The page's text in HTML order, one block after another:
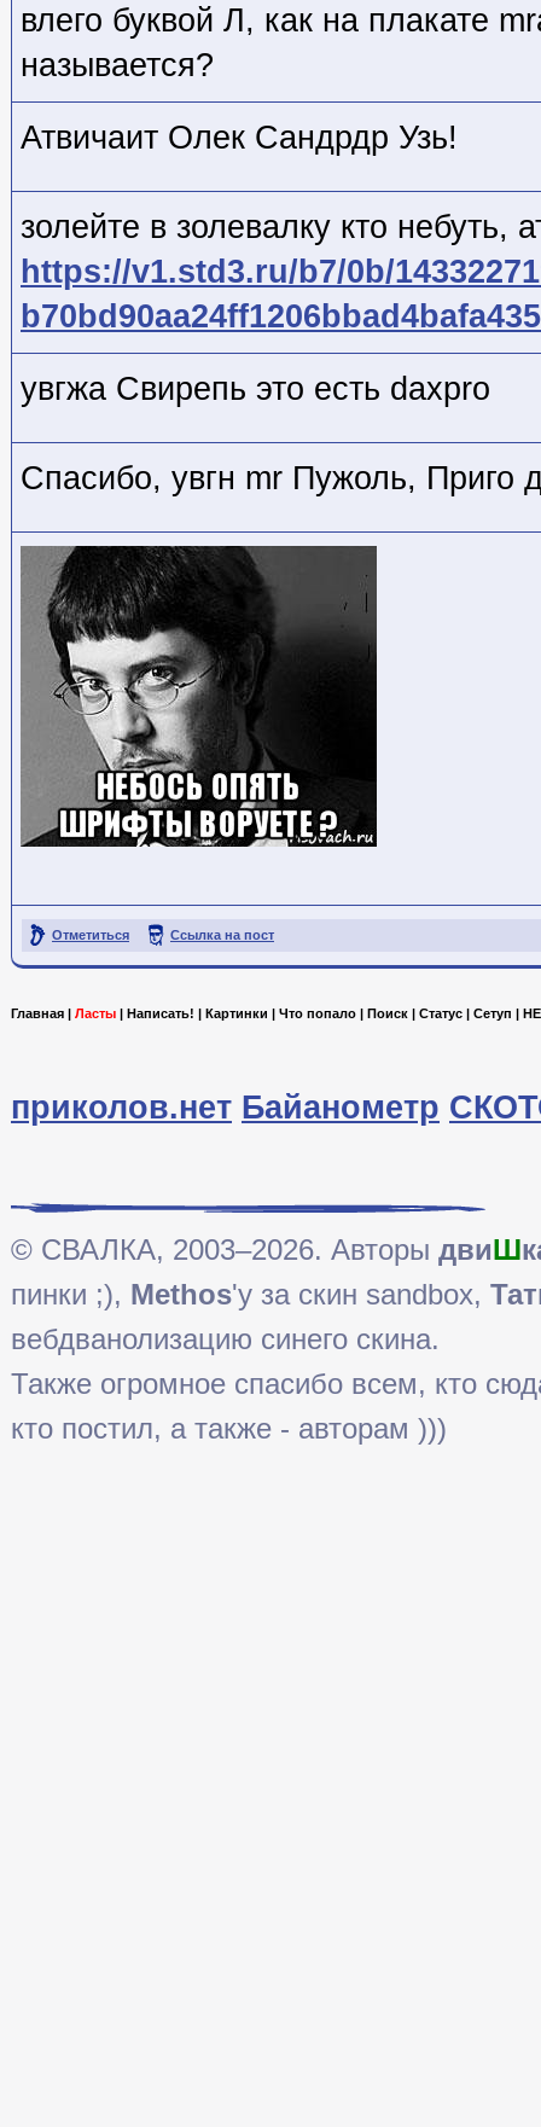
влего буквой Л, как на плакате
называется?
Атвичаит Олек Сандрдр Узь!
золейте в золевалку кто небуть,
https://v1.std3.ru/b7/0b/
увгжа Свирепь это есть daxpro
Спасибо, увгн mr Пужоль, Приго
Отметиться Ссылка на пост
Главная | Ласты | Написать! | Картинки | Что попало | Поиск | Статус | Сетуп |
приколов.нет Байанометр
© СВАЛКА, 2003–2026. Авторы двиШ
пинки ;), Methos'у за скин sandbox,
вебдванолизацию синего скина.
Также огромное спасибо всем, кто
кто постил, а также - авторам )))